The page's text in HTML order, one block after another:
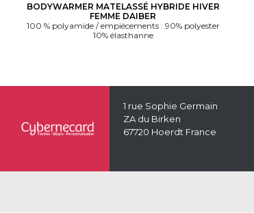
BODYWARMER MATELASSÉ HYBRIDE HIVER
FEMME DAIBER
100 % polyamide / empiècements : 90% polyester
10% élasthanne
1 rue Sophie Germain
ZA du Birken
67720 Hoerdt France